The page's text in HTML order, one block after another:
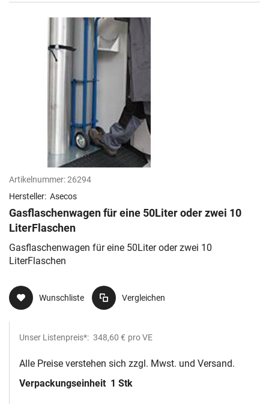
Artikelnummer:26294
Hersteller: Asecos
Gasflaschenwagen für eine 50Liter oder zwei 10
LiterFlaschen
Gasflaschenwagen für eine 50Liter oder zwei 10
LiterFlaschen
Wunschliste Vergleichen
Unser Listenpreis*: 348,60 € pro VE
Alle Preise verstehen sich zzgl. Mwst. und Versand.
Verpackungseinheit 1 Stk